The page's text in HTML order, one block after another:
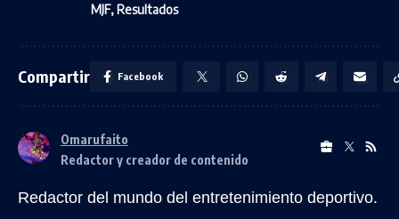
MJF,Resultados
Compartir Facebook
Omarufaito
Redactor y creador de contenido
Redactor del mundo del entretenimiento deportivo.